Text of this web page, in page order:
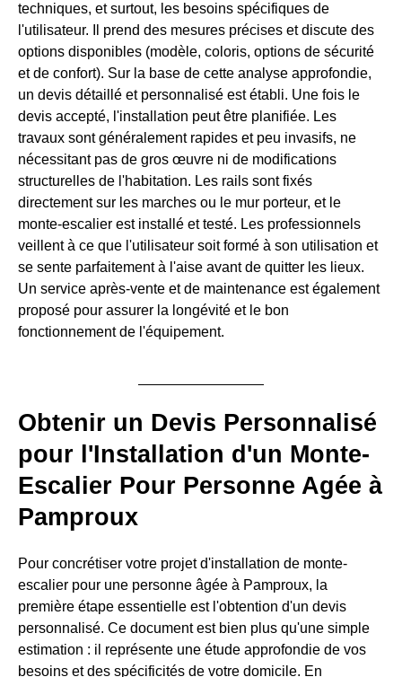
techniques, et surtout, les besoins spécifiques de
l'utilisateur. Il prend des mesures précises et discute des
options disponibles (modèle, coloris, options de sécurité
et de confort). Sur la base de cette analyse approfondie,
un devis détaillé et personnalisé est établi. Une fois le
devis accepté, l'installation peut être planifiée. Les
travaux sont généralement rapides et peu invasifs, ne
nécessitant pas de gros œuvre ni de modifications
structurelles de l'habitation. Les rails sont fixés
directement sur les marches ou le mur porteur, et le
monte-escalier est installé et testé. Les professionnels
veillent à ce que l'utilisateur soit formé à son utilisation et
se sente parfaitement à l'aise avant de quitter les lieux.
Un service après-vente et de maintenance est également
proposé pour assurer la longévité et le bon
fonctionnement de l'équipement.
Obtenir un Devis Personnalisé
pour l'Installation d'un Monte-
Escalier Pour Personne Agée à
Pamproux
Pour concrétiser votre projet d'installation de monte-
escalier pour une personne âgée à Pamproux, la
première étape essentielle est l'obtention d'un devis
personnalisé. Ce document est bien plus qu'une simple
estimation : il représente une étude approfondie de vos
besoins et des spécificités de votre domicile. En